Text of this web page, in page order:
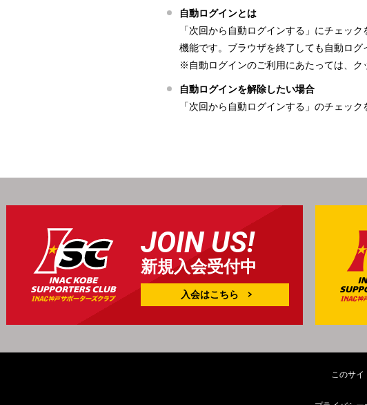
自動ログインとは
「次回から自動ログインする」にチェッ
機能です。ブラウザを終了しても自動ログ
※自動ログインのご利用にあたっては、ク
自動ログインを解除したい場合
「次回から自動ログインする」のチェック
JOIN US!
新規入会受付中
入会はこちら
このサイ